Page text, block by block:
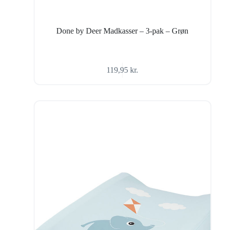
Done by Deer Madkasser – 3-pak – Grøn
119,95kr.